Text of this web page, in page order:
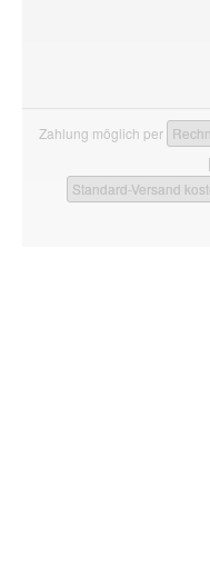
Zahlung möglich per
Standard-Versand